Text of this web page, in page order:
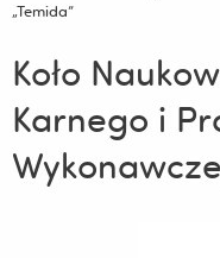
„Temida”
Koło
Karnego i